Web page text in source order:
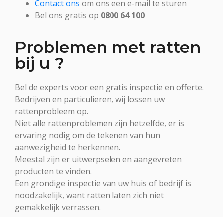
Contact ons om ons een e-mail te sturen
Bel ons gratis op 0800 64 100
Problemen met ratten
bij u ?
Bel de experts voor een gratis inspectie en offerte.
Bedrijven en particulieren, wij lossen uw
rattenprobleem op.
Niet alle rattenproblemen zijn hetzelfde, er is
ervaring nodig om de tekenen van hun
aanwezigheid te herkennen.
Meestal zijn er uitwerpselen en aangevreten
producten te vinden.
Een grondige inspectie van uw huis of bedrijf is
noodzakelijk, want ratten laten zich niet
gemakkelijk verrassen.